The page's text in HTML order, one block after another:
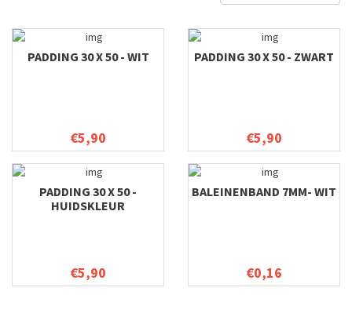
PADDING 30 X 50 - WIT
€5,90
PADDING 30 X 50 - ZWART
€5,90
PADDING 30 X 50 -
HUIDSKLEUR
€5,90
BALEINENBAND 7MM- WIT
€0,16